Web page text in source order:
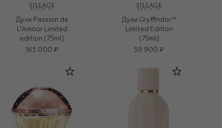
Духи Passion de
L'Amour Limited
edition (75ml)
165 000 ₽
Духи Gryffindor™
Limited Edition
(75ml)
59 900 ₽